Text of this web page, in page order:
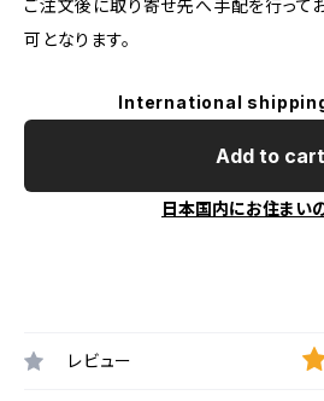
ご注文後に取り寄せ先へ手配を行って
可となります。
International
Add to cart
日本国内にお住まい
レビュー